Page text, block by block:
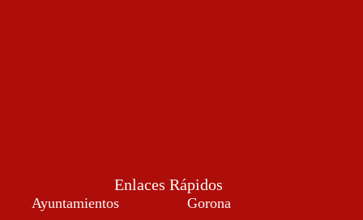
Enlaces Rápidos
Ayuntamientos Gorona